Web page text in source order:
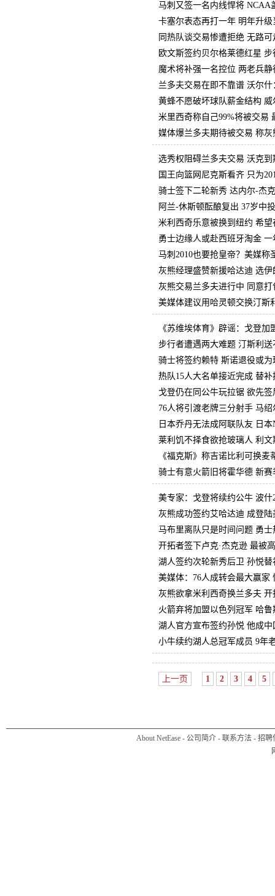
马刺又签一名内线悍将 NCAA
卡塞尔表态再打一年 明年升
同热队谈交易惨遭拒绝 无路
欧文斯签约贝尔格莱德红星
魔术将补强一名控位 两老兵
兰多夫交易在即不靠谱 沃尔
黄蜂不愿破坏球队薪金结构
米里西奇称自己99%将被交易
媒体爆兰多夫期待被交易 称
选秀权阻碍兰多夫交易 沃克
国王向篮网尼克斯看齐 只为
骑士签下二轮新秀 达内尔-杰
阿兰-休斯顿酝酿复出 37岁中
米利西奇乐意被换到纽约 希
勇士边缘人或赴西班牙淘金
马刺2010也要抢皇帝？美媒称
灰熊经理盛赞新援哈达迪 选
灰熊交易兰多夫进行中 同意
美媒体建议用哈灵顿交换汀斯
《苏维埃体育》辟谣：戈登加
步行者遭遇两大难题 汀斯利
骑士将签约赖特 斯诺退役或
热队15人大名单接近完成 替
戈登仍在同公牛玩拉锯 欲先
76人将引渡老牌三分射手 马
日本乔丹无法成阿联队友 日
莱利饥不择食欲抢玻璃人 利
《福克斯》称吉诺比利可换麦
骑士有意火箭旧将霍华德 新
美专家：戈登将续约公牛 波什
灰熊成功签约艾哈达迪 成登
马布里离队只是时间问题 勇
开拓者签下卢克·杰克逊 最被
湖人签约次轮新秀后卫 孙悦
美媒体：76人成转会最大赢家
灰熊欲拿米利西奇换兰多夫
火箭弃将加盟以色列冠军 哈
湖人官方宣布签约孙悦 他成
小牛续约湖人总冠军成员 9年
上一页 1 2 3 4 5
About NetEase - 公司简介 - 联系方法 - 招聘